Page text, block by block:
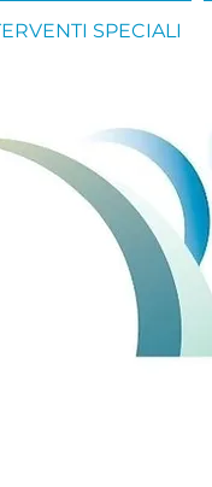
SPECIALI